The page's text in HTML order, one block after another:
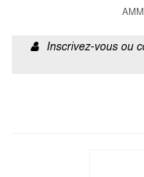
Inscrivez-vous ou